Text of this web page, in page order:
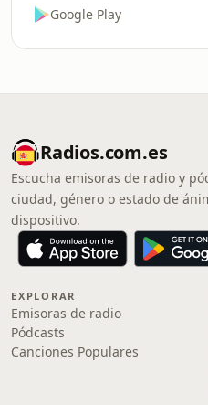
Google Play
Radios.com.es
Escucha emisoras de radio y
ciudad, género o estado de
dispositivo.
EXPLORAR
Emisoras de radio
Pódcasts
Canciones Populares